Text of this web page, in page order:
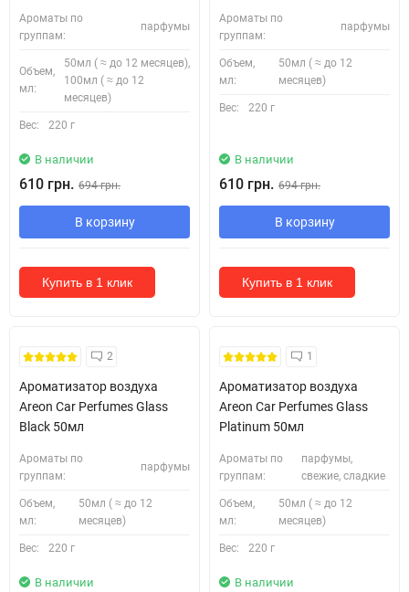
Ароматы по
группам:
парфумы
Объем,
мл:
50мл ( ≈ до 12 месяцев),
100мл ( ≈ до 12
месяцев)
Вес: 220 г
В наличии
610 грн. 694 грн.
В корзину
Купить в 1 клик
Ароматы по
группам:
парфумы
Объем,
мл:
50мл ( ≈ до 12
месяцев)
Вес: 220 г
В наличии
610 грн. 694 грн.
В корзину
Купить в 1 клик
2
Ароматизатор воздуха
Areon Car Perfumes Glass
Black 50мл
Ароматы по
группам:
парфумы
Объем,
мл:
50мл ( ≈ до 12
месяцев)
Вес: 220 г
В наличии
1
Ароматизатор воздуха
Areon Car Perfumes Glass
Platinum 50мл
Ароматы по
группам:
парфумы,
свежие, сладкие
Объем,
мл:
50мл ( ≈ до 12
месяцев)
Вес: 220 г
В наличии